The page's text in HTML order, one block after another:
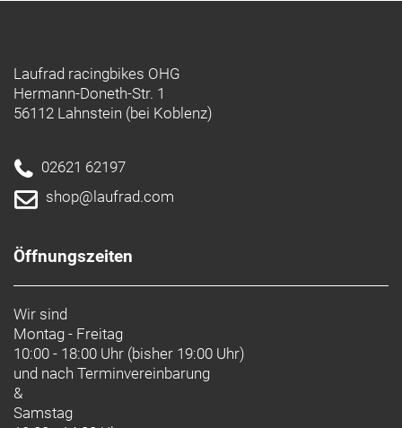
Laufrad racingbikes OHG
Hermann-Doneth-Str. 1
56112 Lahnstein (bei Koblenz)
02621 62197
shop@laufrad.com
Öffnungszeiten
Wir sind
Montag - Freitag
10:00 - 18:00 Uhr (bisher 19:00 Uhr)
und nach Terminvereinbarung
&
Samstag